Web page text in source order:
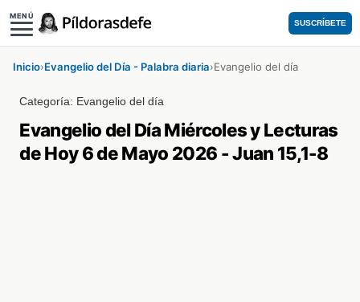
MENÚ
SUSCRÍBETE
Inicio›Evangelio del Día - Palabra diaria›Evangelio del día
Categoría: Evangelio del día
Evangelio del Día Miércoles y Lecturas
de Hoy 6 de Mayo 2026 - Juan 15,1-8